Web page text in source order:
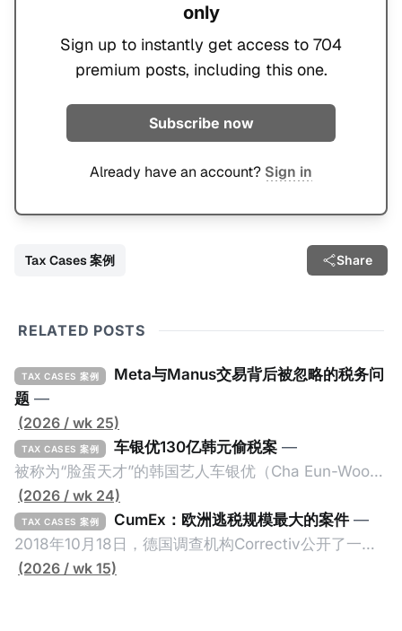
only
Sign up to instantly get access to 704
premium posts, including this one.
Subscribe now
Already have an account? Sign in
Tax Cases 案例 Share
RELATED POSTS
TAX CASES 案例
Meta与Manus交易背后被忽略的税务问
题 —
(2026 / wk 25)
TAX CASES 案例 车银优130亿韩元偷税案 —
被称为“脸蛋天才”的韩国艺人车银优（Cha Eun-Woo，
原名：李东敏）以零瑕疵的完美人设著称。但是，在
2026年1月，韩国国税厅的一纸追缴超过200亿韩元
（折合约8900万人民币）通知，将其推向了涉嫌逃避
缴纳所得税的舆论风口浪尖。 经过事情发展多月，最后
(2026 / wk 24)
TAX CASES 案例 CumEx：欧洲逃税规模最大的案件 —
2018年10月18日，德国调查机构Correctiv公开了一件
跨越十多年及横跨多个国家的逃税案，涉税金额超过
(2026 / wk 15)